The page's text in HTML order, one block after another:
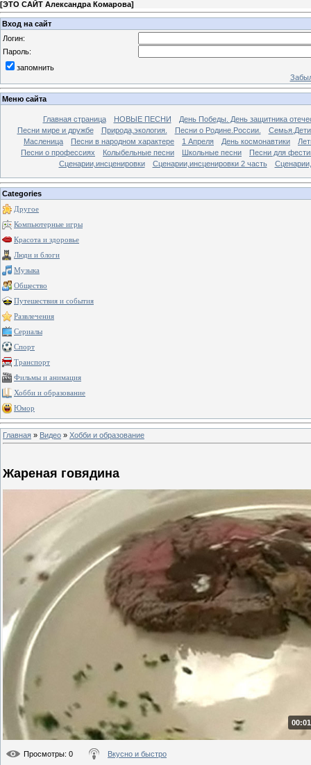
[ЭТО САЙТ Александра Комарова]
Вход на сайт
Логин:
Пароль:
запомнить
Меню сайта
Главная страница НОВЫЕ ПЕСНИ
День Победы. День защитника
Песни мире и дружбе
Природа,экология. Песни о Родине.России.
Масленица
Песни в народном характере 1 Апреля День космонавтики
Песни о профессиях
Колыбельные песни Школьные песни
Песни для
Сценарии,инсценировки
Сценарии,инсценировки 2 часть
Categories
Другое
Компьютерные игры
Красота и здоровье
Люди и блоги
Музыка
Общество
Путешествия и события
Развлечения
Сериалы
Спорт
Транспорт
Фильмы и анимация
Хобби и образование
Юмор
Главная » Видео » Хобби и образование
Жареная говядина
Просмотры: 0 Вкусно и быстро